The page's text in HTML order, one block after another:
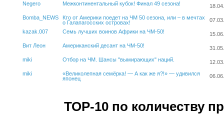
Negero
Межконтинентальный кубок! Финал 49 сезона!
Bomba_NEWS
Кто от Америки поедет на ЧМ 50 сезона, или – в мечтах
о Галапагосских островах!
kazak.007
Семь лучших воинов Африки на ЧМ-50!
Вит Леон
Американский десант на ЧМ-50!
miki
Отбор на ЧМ. Шансы "вымирающих" наций.
miki
«Великолепная семёрка! — А как же я?!» — удивился
японец
ТОР-10 по количеству